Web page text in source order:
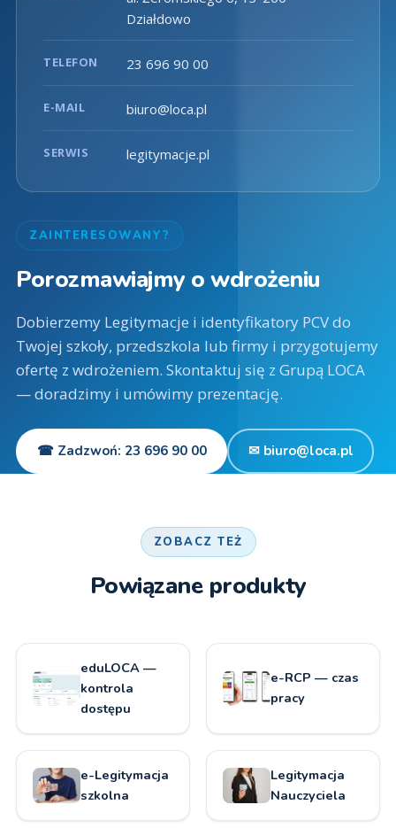
ZAINTERESOWANY?
Porozmawiajmy o wdrożeniu
Dobierzemy Legitymacje i identyfikatory PCV do
Twojej szkoły, przedszkola lub firmy i przygotujemy
ofertę z wdrożeniem. Skontaktuj się z Grupą LOCA
— doradzimy i umówimy prezentację.
☎ Zadzwoń: 23 696 90 00 ✉ biuro@loca.pl
Działdowo
TELEFON 23 696 90 00
E-MAIL biuro@loca.pl
SERWIS legitymacje.pl
ZOBACZ TEŻ
Powiązane produkty
eduLOCA —
kontrola
dostępu
e-RCP — czas
pracy
e-Legitymacja
szkolna
Legitymacja
Nauczyciela